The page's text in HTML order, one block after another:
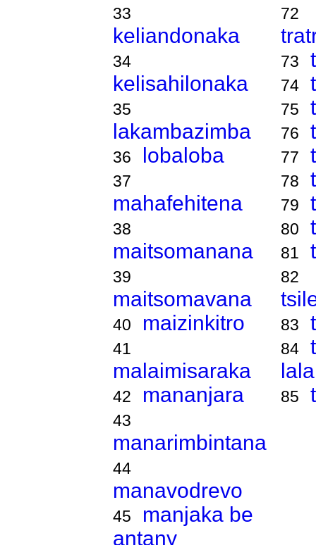
33
keliandonaka
34
kelisahilonaka
35
lakambazimba
36 lobaloba
37
mahafehitena
38
maitsomanana
39
maitsomavana
40 maizinkitro
41
malaimisaraka
42 mananjara
43
manarimbintana
44
manavodrevo
45
manjaka be
antany
72
73
74
75
76
77
78
79
80
81
82
83
84
85